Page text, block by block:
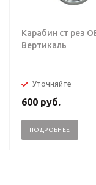
Карабин ст рез
Вертикаль
Уточняйте
600 руб.
ПОДРОБНЕЕ